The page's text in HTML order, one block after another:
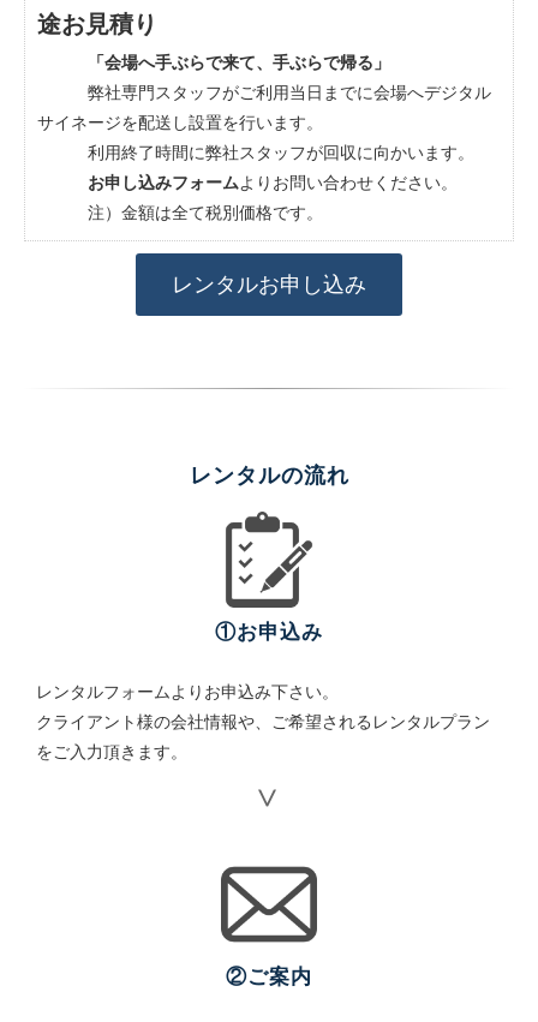
途お見積り
「会場へ手ぶらで来て、手ぶらで帰る」
弊社専門スタッフがご利用当日までに会場へデジタル
サイネージを配送し設置を行います。
利用終了時間に弊社スタッフが回収に向かいます。
お申し込みフォームよりお問い合わせください。
注）金額は全て税別価格です。
レンタルお申し込み
レンタルの流れ
①お申込み
レンタルフォームよりお申込み下さい。
クライアント様の会社情報や、ご希望されるレンタルプラン
をご入力頂きます。
②ご案内